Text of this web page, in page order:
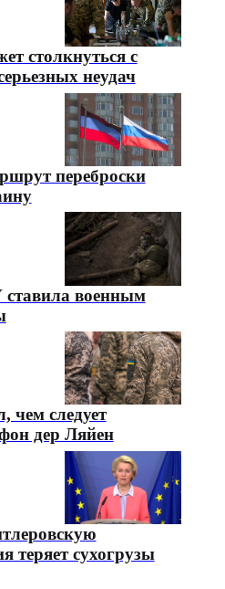
столкнуться с
неудач
переброски
военным
чем следует
дер Ляйен
теряет сухогрузы